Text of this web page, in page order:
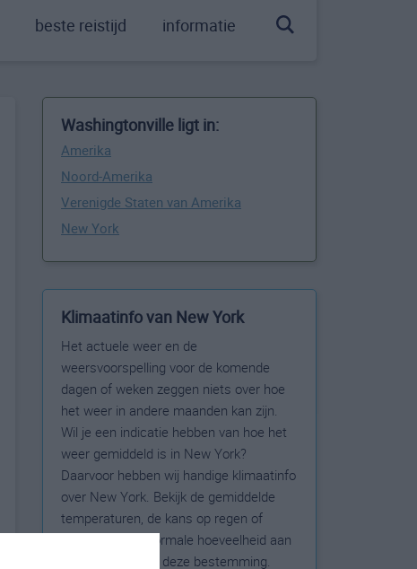
beste reistijd informatie
Washingtonville ligt in:
Amerika
Noord-Amerika
Verenigde Staten van Amerika
New York
Klimaatinfo van New York
Het actuele weer en de
weersvoorspelling voor de komende
dagen of weken zeggen niets over hoe
het weer in andere maanden kan zijn.
Wil je een indicatie hebben van hoe het
weer gemiddeld is in New York?
Daarvoor hebben wij handige klimaatinfo
over New York. Bekijk de gemiddelde
temperaturen, de kans op regen of
sneeuw en de normale hoeveelheid aan
zonneschijn voor deze bestemming.